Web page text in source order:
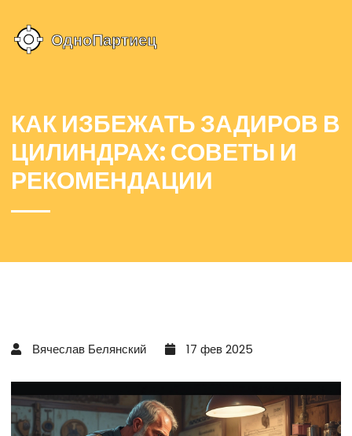
КАК ИЗБЕЖАТЬ ЗАДИРОВ В
ЦИЛИНДРАХ: СОВЕТЫ И
РЕКОМЕНДАЦИИ
Вячеслав Белянский 17 фев 2025